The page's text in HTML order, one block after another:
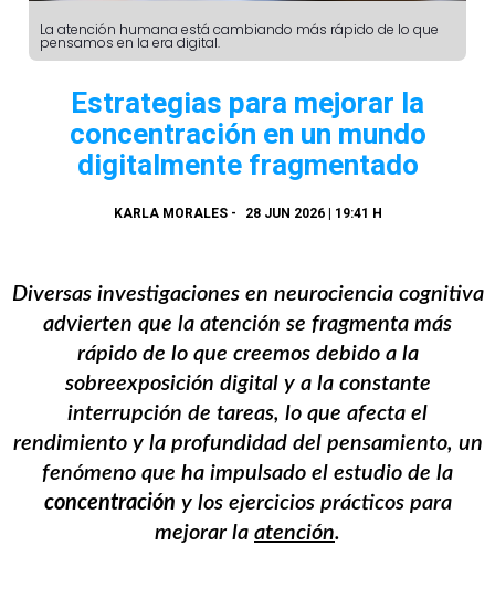
La atención humana está cambiando más rápido de lo que
pensamos en la era digital.
Estrategias para mejorar la
concentración en un mundo
digitalmente fragmentado
KARLA MORALES- 28 JUN 2026 | 19:41 H
Diversas investigaciones en neurociencia cognitiva
advierten que la atención se fragmenta más
rápido de lo que creemos debido a la
sobreexposición digital y a la constante
interrupción de tareas, lo que afecta el
rendimiento y la profundidad del pensamiento, un
fenómeno que ha impulsado el estudio de la
concentración y los ejercicios prácticos para
mejorar la atención.